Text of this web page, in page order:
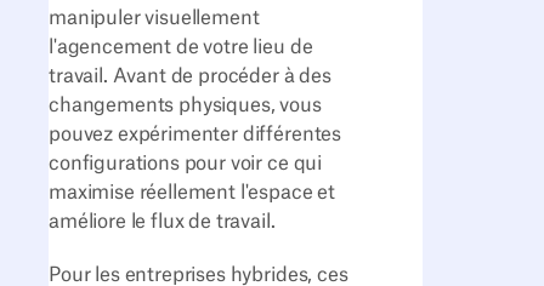
manipuler visuellement
l'agencement de votre lieu de
travail. Avant de procéder à des
changements physiques, vous
pouvez expérimenter différentes
configurations pour voir ce qui
maximise réellement l'espace et
améliore le flux de travail.
Pour les entreprises hybrides, ces